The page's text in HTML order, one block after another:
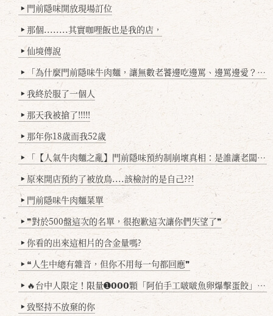
▶ 門前隱味開放現場訂位
▶ 那個........其實咖哩飯也是我的店，
▶ 仙境傳說
▶ 「為什麼門前隱味牛肉麵，讓無數老饕邊吃邊罵、邊罵邊愛？小辣雞揭密！」
▶ 我終於服了一個人
▶ 那天我被搶了!!!!!
▶ 那年你18歲而我52歲
▶ 「【人氣牛肉麵之亂】門前隱味預約制崩壞真相：是誰讓老闆心灰意冷？」
▶ 原來開店預約了被放鳥....該檢討的是自己??!
▶ 門前隱味牛肉麵菜單
▶ ❞對於500盤這次的名單，很抱歉這次讓你們失望了❞
▶ 你看的出來這相片的含金量嗎?
▶ ❝人生中總有雜音，但你不用每一句都回應❞
▶ 🔥台中人限定！限量➊𝟬𝟬𝟬顆「阿伯手工啵啵魚卵爆擊蛋餃」台北已被搶爆2萬顆，最後名額門前隱味只留給你！🥟💥
▶ 致堅持不放棄的你